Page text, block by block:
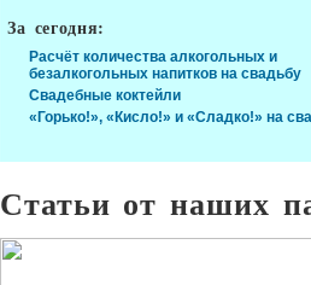
За сегодня:
Расчёт количества алкогольных и
безалкогольных напитков на свадьбу
Свадебные коктейли
«Горько!», «Кисло!» и «Сладко!» на
Статьи от наших